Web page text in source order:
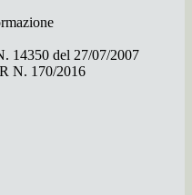
14350 del 27/07/2007
N. 170/2016